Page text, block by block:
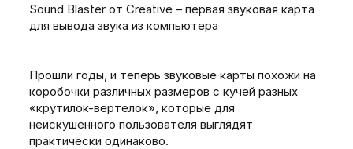
Sound Blaster от Creative – первая звуковая карта
для вывода звука из компьютера
Прошли годы, и теперь звуковые карты похожи на
коробочки различных размеров с кучей разных
«крутилок-вертелок», которые для
неискушенного пользователя выглядят
практически одинаково.